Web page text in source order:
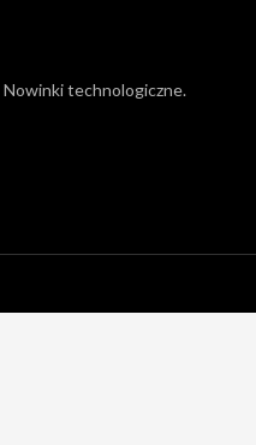
Nowinki technologiczne.